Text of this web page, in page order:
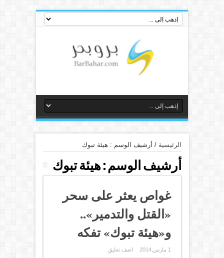
الرئيسية / أرشيف الوسم : هيئة تبوك
أرشيف الوسم :هيئة تبوك
غواص يعثر على سحر
«القتل والتدمير»..
و«هيئة تبوك» تفكه
1 مارس,2014 اضف تعليق